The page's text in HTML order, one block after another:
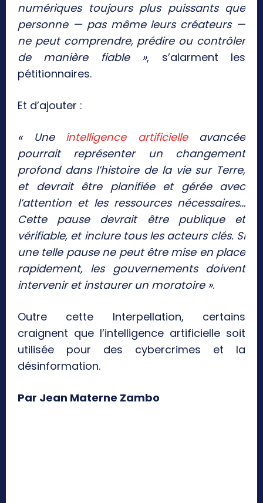
numériques toujours plus puissants que
personne — pas même leurs créateurs —
ne peut comprendre, prédire ou contrôler
de manière fiable », s’alarment les
pétitionnaires.
Et d’ajouter :
« Une intelligence artificielleavancée
pourrait représenter un changement
profond dans l’histoire de la vie sur Terre,
et devrait être planifiée et gérée avec
l’attention et les ressources nécessaires…
Cette pause devrait être publique et
vérifiable, et inclure tous les acteurs clés. Si
une telle pause ne peut être mise en place
rapidement, les gouvernements doivent
intervenir et instaurer un moratoire ».
Outre cette Interpellation, certains
craignent que l’intelligence artificielle soit
utilisée pour des cybercrimes et la
désinformation.
Par Jean Materne Zambo